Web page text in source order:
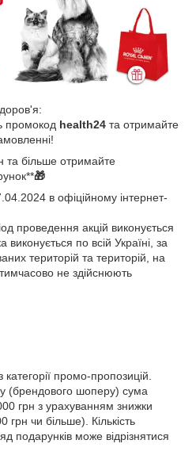
промокод health24 та отримайте
та більше отримайте
🎁
в офіційному інтернет-
проведення акцій виконується
виконується по всій Україні, за
територій та територій, на
не здійснюють
промо-пропозицій.
(брендового шоперу) сума
грн з урахуванням знижки
чи більше). Кількість
подарунків може відрізнятися